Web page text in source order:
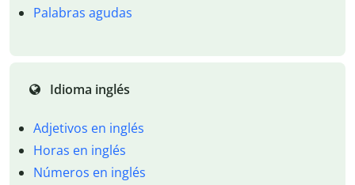
Palabras agudas
Idioma inglés
Adjetivos en inglés
Horas en inglés
Números en inglés